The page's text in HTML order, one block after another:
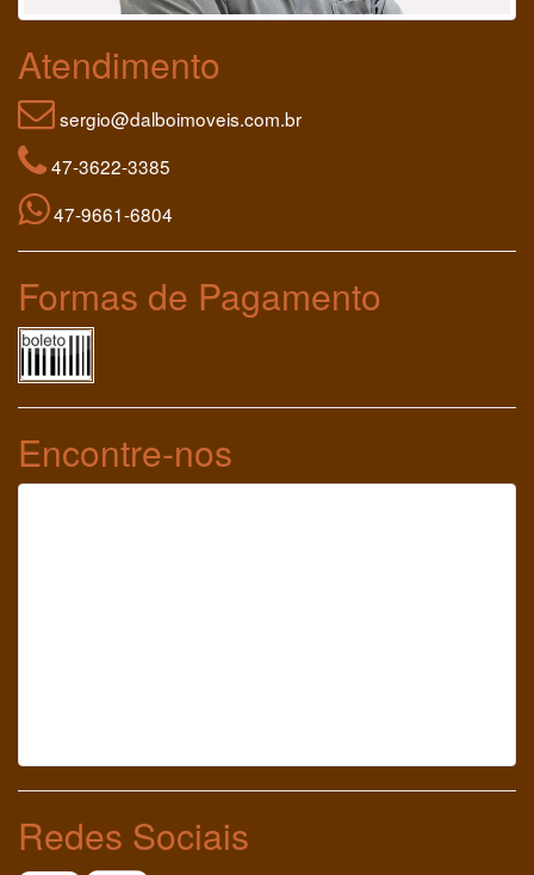
Atendimento
sergio@dalboimoveis.com.br
47-3622-3385
47-9661-6804
Formas de Pagamento
Encontre-nos
Redes Sociais